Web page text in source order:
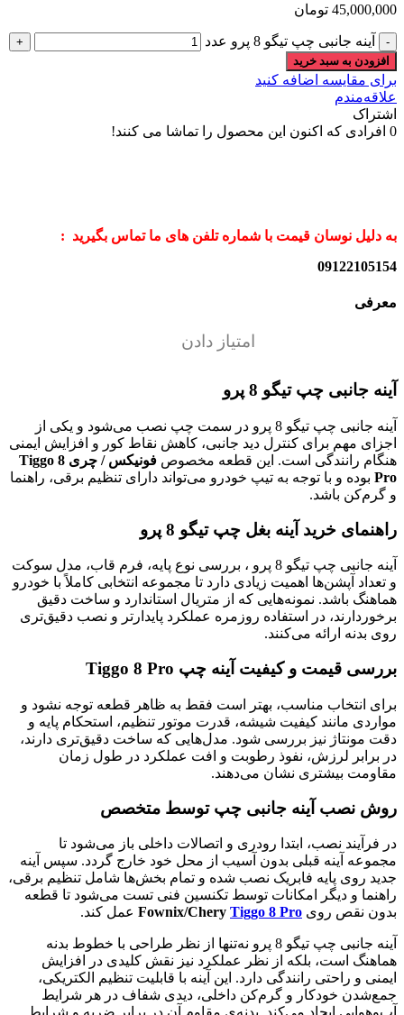
45,000,000 تومان
آینه جانبی چپ تیگو 8 پرو عدد
افزودن به سبد خرید
برای مقایسه اضافه کنید
علاقه‌مندم
اشتراک
0 افرادی که اکنون این محصول را تماشا می کنند!
به دلیل نوسان قیمت با شماره تلفن های ما تماس بگیرید :
09122105154
معرفی
امتیاز دادن
آینه جانبی چپ تیگو 8 پرو
آینه جانبی چپ تیگو 8 پرو در سمت چپ نصب می‌شود و یکی از
اجزای مهم برای کنترل دید جانبی، کاهش نقاط کور و افزایش ایمنی
هنگام رانندگی است. این قطعه مخصوص
فونیکس / چری Tiggo 8
Pro بوده و با توجه به تیپ خودرو می‌تواند دارای تنظیم برقی، راهنما
و گرم‌کن باشد.
راهنمای خرید آینه بغل چپ تیگو 8 پرو
آینه جانبی چپ تیگو 8 پرو ، بررسی نوع پایه، فرم قاب، مدل سوکت
و تعداد آپشن‌ها اهمیت زیادی دارد تا مجموعه انتخابی کاملاً با خودرو
هماهنگ باشد. نمونه‌هایی که از متریال استاندارد و ساخت دقیق
برخوردارند، در استفاده روزمره عملکرد پایدارتر و نصب دقیق‌تری
روی بدنه ارائه می‌کنند.
بررسی قیمت و کیفیت آینه چپ Tiggo 8 Pro
برای انتخاب مناسب، بهتر است فقط به ظاهر قطعه توجه نشود و
مواردی مانند کیفیت شیشه، قدرت موتور تنظیم، استحکام پایه و
دقت مونتاژ نیز بررسی شود. مدل‌هایی که ساخت دقیق‌تری دارند،
در برابر لرزش، نفوذ رطوبت و افت عملکرد در طول زمان
مقاومت بیشتری نشان می‌دهند.
روش نصب آینه جانبی چپ توسط متخصص
در فرآیند نصب، ابتدا رودری و اتصالات داخلی باز می‌شود تا
مجموعه آینه قبلی بدون آسیب از محل خود خارج گردد. سپس آینه
جدید روی پایه فابریک نصب شده و تمام بخش‌ها شامل تنظیم برقی،
راهنما و دیگر امکانات توسط تکنسین فنی تست می‌شود تا قطعه
بدون نقص روی
Fownix/Chery Tiggo 8 Pro عمل کند.
آینه جانبی چپ تیگو 8 پرو نه‌تنها از نظر طراحی با خطوط بدنه
هماهنگ است، بلکه از نظر عملکرد نیز نقش کلیدی در افزایش
ایمنی و راحتی رانندگی دارد. این آینه با قابلیت تنظیم الکتریکی،
جمع‌شدن خودکار و گرم‌کن داخلی، دیدی شفاف در هر شرایط